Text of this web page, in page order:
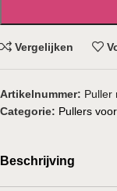
Vergelijken
Artikelnummer: Puller
Categorie: Pullers
Beschrijving